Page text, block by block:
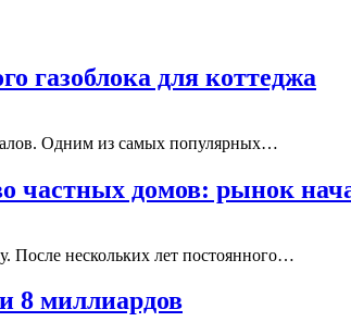
газоблока для коттеджа
Одним из самых популярных…
частных домов: рынок
После нескольких лет постоянного…
8 миллиардов